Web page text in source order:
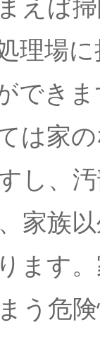
えば
理場
でき
は家
し、
家族
ます
う危